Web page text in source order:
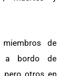
de
a bordo de